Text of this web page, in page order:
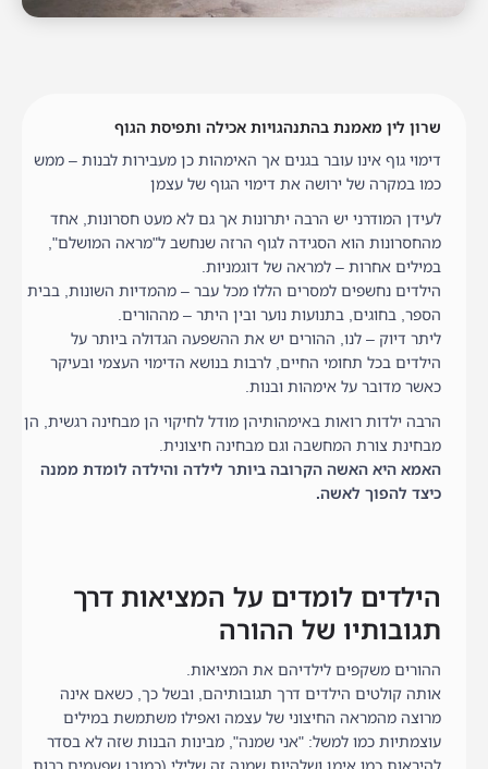
שרון לין מאמנת בהתנהגויות אכילה ותפיסת הגוף
דימוי גוף אינו עובר בגנים אך האימהות כן מעבירות לבנות – ממש
כמו במקרה של ירושה את דימוי הגוף של עצמן
לעידן המודרני יש הרבה יתרונות אך גם לא מעט חסרונות, אחד
מהחסרונות הוא הסגידה לגוף הרזה שנחשב ל"מראה המושלם",
במילים אחרות – למראה של דוגמניות.
הילדים נחשפים למסרים הללו מכל עבר – מהמדיות השונות, בבית
הספר, בחוגים, בתנועות נוער ובין היתר – מההורים.
ליתר דיוק – לנו, ההורים יש את ההשפעה הגדולה ביותר על
הילדים בכל תחומי החיים, לרבות בנושא הדימוי העצמי ובעיקר
כאשר מדובר על אימהות ובנות.
הרבה ילדות רואות באימהותיהן מודל לחיקוי הן מבחינה רגשית, הן
מבחינת צורת המחשבה וגם מבחינה חיצונית.
האמא היא האשה הקרובה ביותר לילדה והילדה לומדת ממנה
כיצד להפוך לאשה.
הילדים לומדים על המציאות דרך
תגובותיו של ההורה
ההורים משקפים לילדיהם את המציאות.
אותה קולטים הילדים דרך תגובותיהם, ובשל כך, כשאם אינה
מרוצה מהמראה החיצוני של עצמה ואפילו משתמשת במילים
עוצמתיות כמו למשל: "אני שמנה", מבינות הבנות שזה לא בסדר